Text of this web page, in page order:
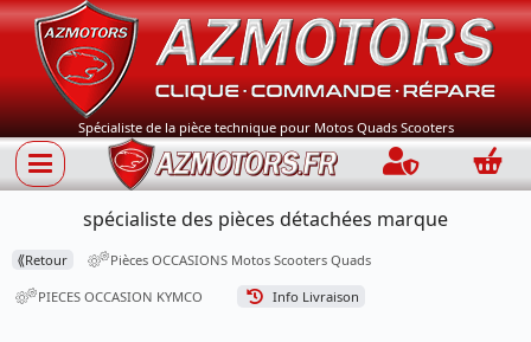
Spécialiste de la pièce technique pour Motos Quads Scooters
Connection
spécialiste des pièces détachées marque
⟪Retour Pièces OCCASIONS Motos Scooters Quads
PIECES OCCASION KYMCO Info Livraison